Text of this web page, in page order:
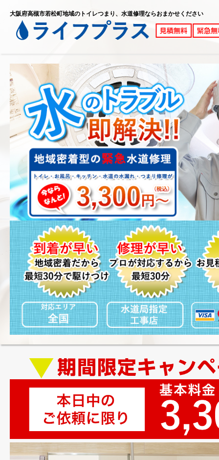
大阪府高槻市若松町地域のトイレつまり、水道修理ならおまかせください